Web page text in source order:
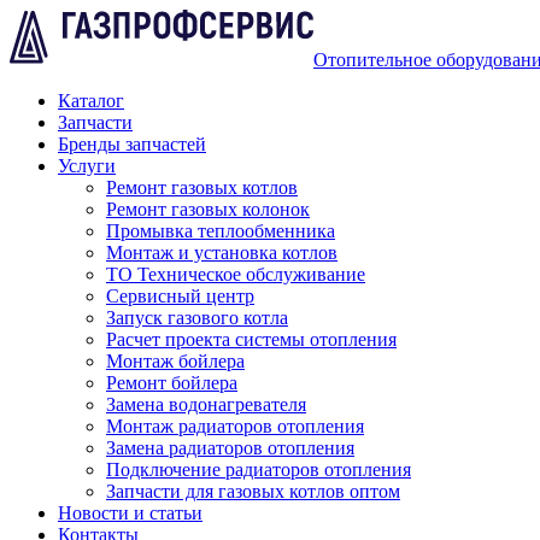
Отопительное
Каталог
Запчасти
Бренды запчастей
Услуги
Ремонт газовых котлов
Ремонт газовых колонок
Промывка теплообменника
Монтаж и установка котлов
ТО Техническое обслуживание
Сервисный центр
Запуск газового котла
Расчет проекта системы отопления
Монтаж бойлера
Ремонт бойлера
Замена водонагревателя
Монтаж радиаторов отопления
Замена радиаторов отопления
Подключение радиаторов отопления
Запчасти для газовых котлов оптом
Новости и статьи
Контакты